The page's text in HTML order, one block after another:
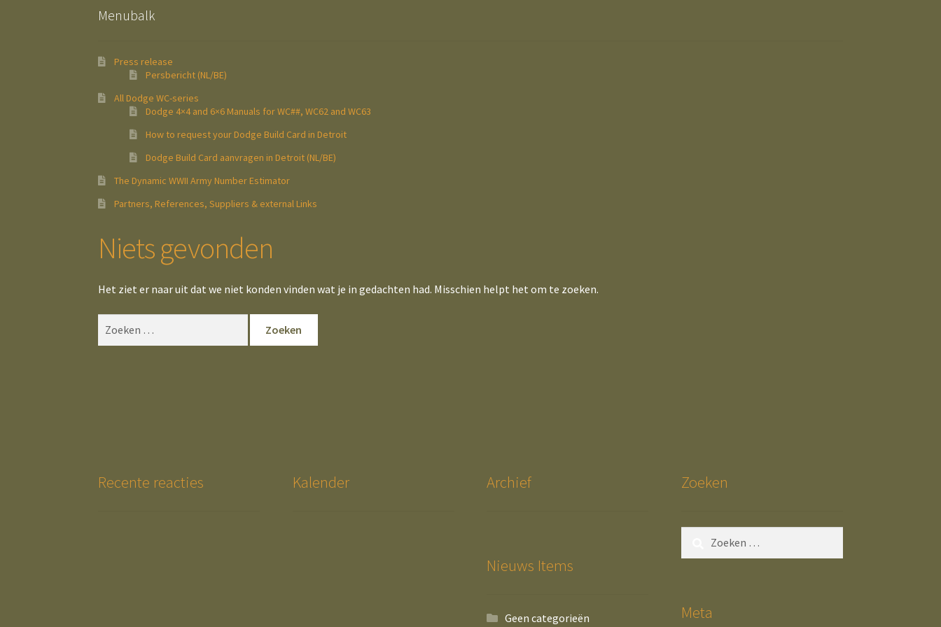
Menubalk
Press release
Persbericht (NL/BE)
All Dodge WC-series
Dodge 4×4 and 6×6 Manuals for WC##, WC62 and WC63
How to request your Dodge Build Card in Detroit
Dodge Build Card aanvragen in Detroit (NL/BE)
The Dynamic WWII Army Number Estimator
Partners, References, Suppliers & external Links
Niets gevonden
Het ziet er naar uit dat we niet konden vinden wat je in gedachten had. Misschien helpt het om te zoeken.
Recente reacties Kalender Archief
Nieuws Items
Geen categorieën
Zoeken
Meta